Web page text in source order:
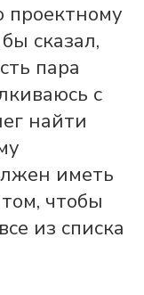
проектному
сказал,
пара
с
найти
иметь
чтобы
из списка